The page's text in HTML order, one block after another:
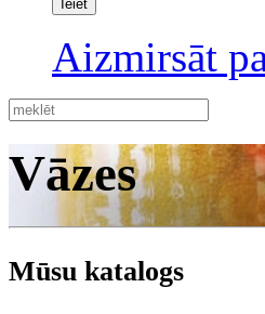
Aizmirsāt
Vāzes
Mūsu katalogs